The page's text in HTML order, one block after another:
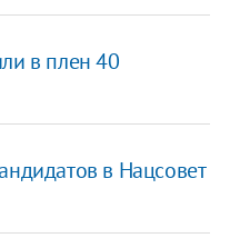
в плен 40
в Нацсовет